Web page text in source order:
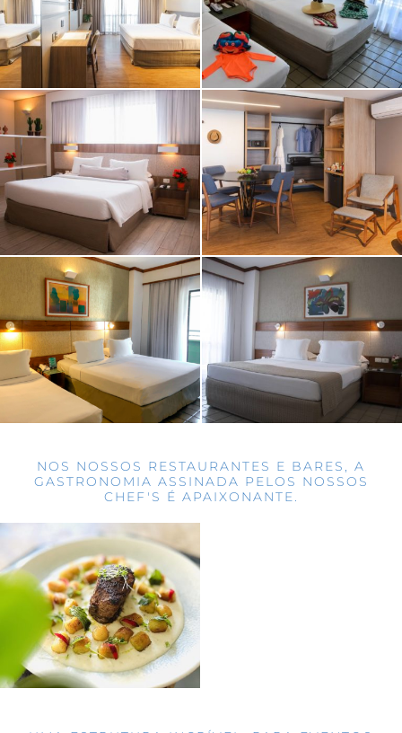
NOS NOSSOS RESTAURANTES E BARES, A
GASTRONOMIA ASSINADA PELOS NOSSOS
CHEF'S É APAIXONANTE.